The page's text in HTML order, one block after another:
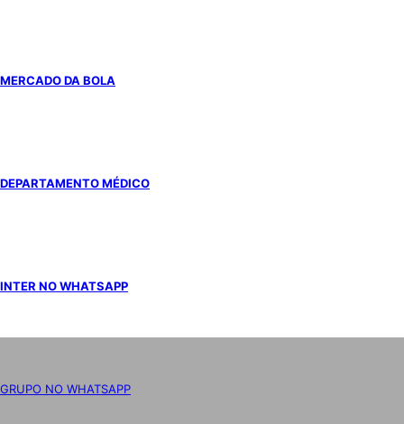
MERCADO DA BOLA
DEPARTAMENTO MÉDICO
INTER NO WHATSAPP
GRUPO NO WHATSAPP